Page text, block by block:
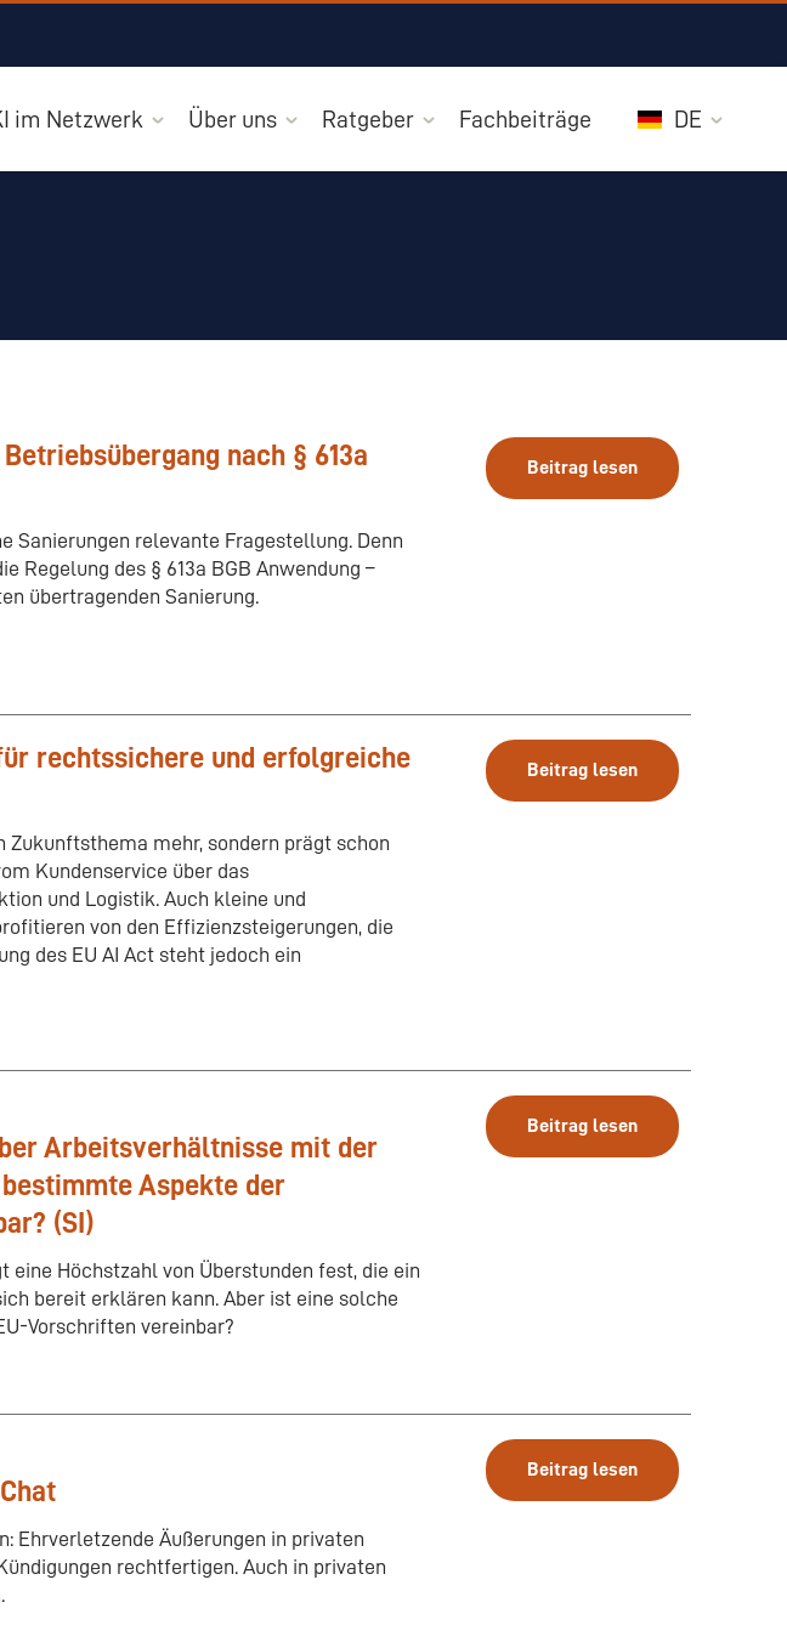
im Netzwerk Über uns Ratgeber Fachbeiträge DE
nach § 613a
Sanierungen relevante Fragestellung. Denn
Regelung des § 613a BGB Anwendung –
übertragenden Sanierung.
Beitrag lesen
rechtssichere und erfolgreiche
mehr, sondern prägt schon
Kundenservice über das
und Logistik. Auch kleine und
von den Effizienzsteigerungen, die
des EU AI Act steht jedoch ein
Beitrag lesen
Arbeitsverhältnisse mit der
Aspekte der
(SI)
eine Höchstzahl von Überstunden fest, die ein
bereit erklären kann. Aber ist eine solche
Vorschriften vereinbar?
Beitrag lesen
Ehrverletzende Äußerungen in privaten
rechtfertigen. Auch in privaten
Beitrag lesen